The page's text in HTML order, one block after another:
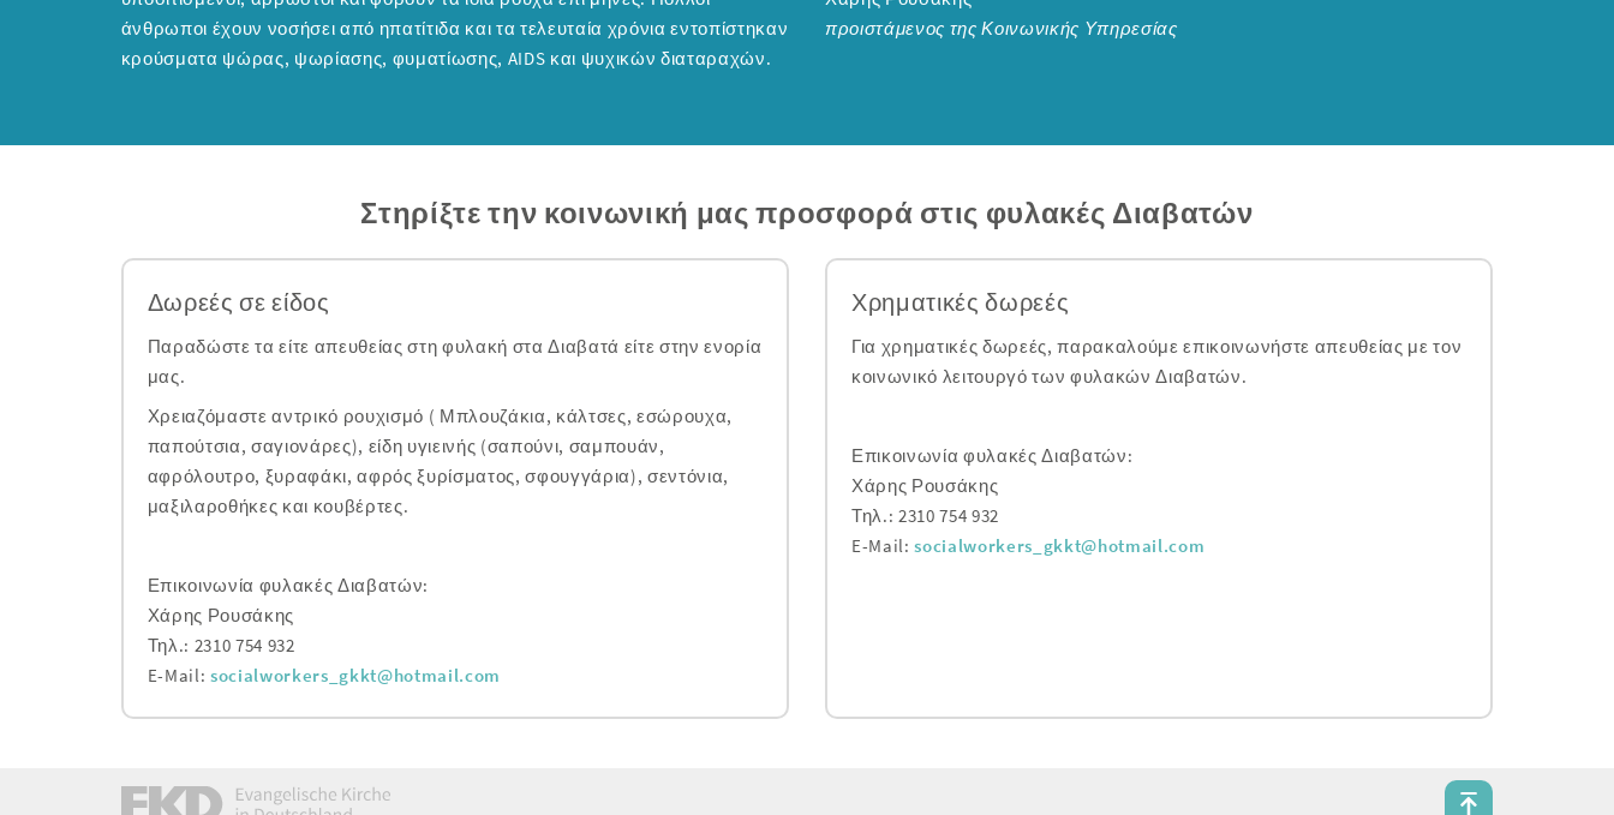
άνθρωποι έχουν νοσήσει από ηπατίτιδα και τα τελευταία χρόνια εντοπίστηκαν
κρούσματα ψώρας, ψωρίασης, φυματίωσης, AIDS και ψυχικών διαταραχών.
προιστάμενος της Κοινωνικής Υπηρεσίας
Στηρίξτε την κοινωνική μας προσφορά στις φυλακές Διαβατών
Δωρεές σε είδος
Παραδώστε τα είτε απευθείας στη φυλακή στα Διαβατά είτε στην ενορία
μας.
Χρειαζόμαστε αντρικό ρουχισμό ( Μπλουζάκια, κάλτσες, εσώρουχα,
παπούτσια, σαγιονάρες), είδη υγιεινής (σαπούνι, σαμπουάν,
αφρόλουτρο, ξυραφάκι, αφρός ξυρίσματος, σφουγγάρια), σεντόνια,
μαξιλαροθήκες και κουβέρτες.
Επικοινωνία φυλακές Διαβατών:
Χάρης Ρουσάκης
Τηλ.: 2310 754 932
E-Mail:socialworkers_gkkt@hotmail.com
Χρηματικές δωρεές
Για χρηματικές δωρεές, παρακαλούμε επικοινωνήστε απευθείας με τον
κοινωνικό λειτουργό των φυλακών Διαβατών.
Επικοινωνία φυλακές Διαβατών:
Χάρης Ρουσάκης
Τηλ.: 2310 754 932
E-Mail:socialworkers_gkkt@hotmail.com